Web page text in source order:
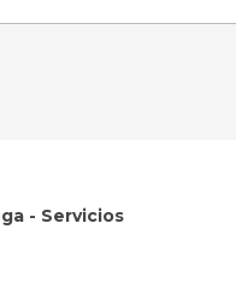
- Servicios